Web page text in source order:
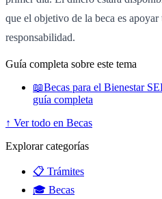
que el objetivo de la beca es
responsabilidad.
Guía completa sobre este tema
📖Becas para el Bienestar
guía completa
↑ Ver todo en Becas
Explorar categorías
📋 Trámites
🎓 Becas